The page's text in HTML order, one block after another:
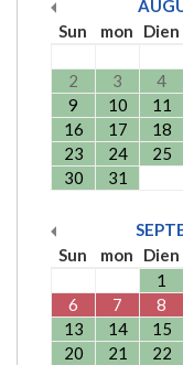
Sun
mon Dien
2
3 4
9
10 11
16
17 18
23
24 25
30
31
Sun
mon Dien
1
6
7 8
13
14 15
20
21 22